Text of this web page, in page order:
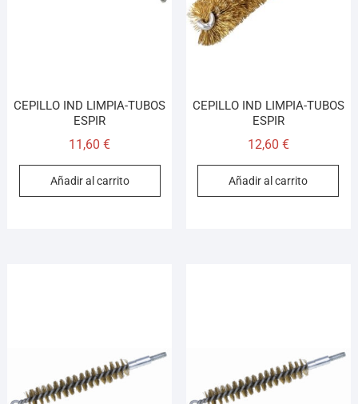
CEPILLO IND LIMPIA-TUBOS
ESPIR
11,60€
Añadir al carrito
CEPILLO IND LIMPIA-TUBOS
ESPIR
12,60 €
Añadir al carrito